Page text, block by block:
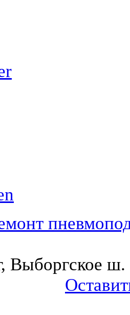
Выборгское